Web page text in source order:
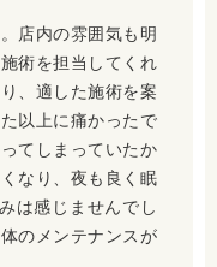
店内の雰囲気も明
術を担当してくれ
、適した施術を案
以上に痛かったで
てしまっていたか
なり、夜も良く眠
は感じませんでし
のメンテナンスが